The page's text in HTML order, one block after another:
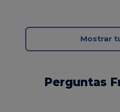
Mostrar
Perguntas